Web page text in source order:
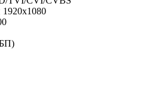
1920х1080